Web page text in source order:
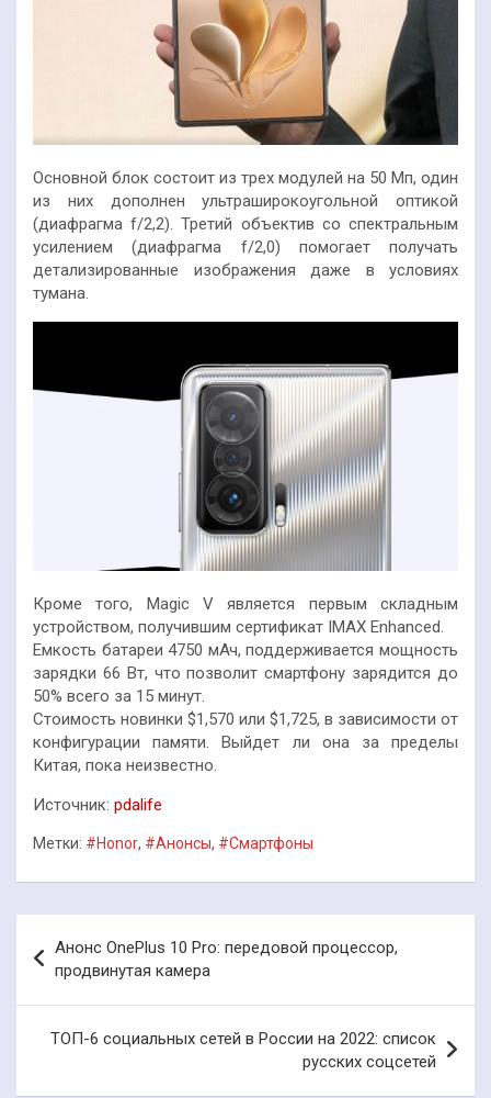
Основной блок состоит из трех модулей на 50 Мп, один
из них дополнен ультраширокоугольной оптикой
(диафрагма f/2,2). Третий объектив со спектральным
усилением (диафрагма f/2,0) помогает получать
детализированные изображения даже в условиях
тумана.
Кроме того, Magic V является первым складным
устройством, получившим сертификат IMAX Enhanced.
Емкость батареи 4750 мАч, поддерживается мощность
зарядки 66 Вт, что позволит смартфону зарядится до
50% всего за 15 минут.
Стоимость новинки $1,570 или $1,725, в зависимости от
конфигурации памяти. Выйдет ли она за пределы
Китая, пока неизвестно.
Источник: pdalife
Метки: #Honor, #Анонсы, #Смартфоны
по
записям
Анонс OnePlus 10 Pro: передовой процессор,
продвинутая камера
ТОП-6 социальных сетей в России на 2022: список
русских соцсетей